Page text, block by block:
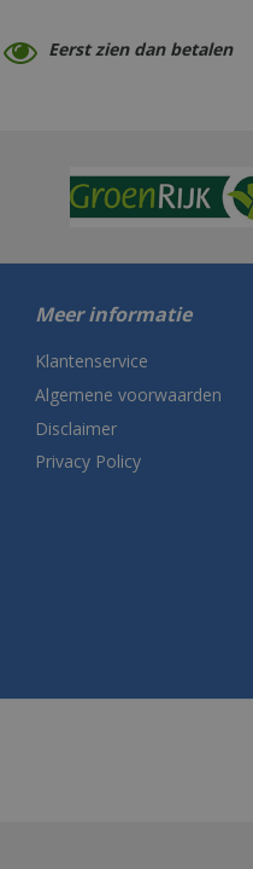
Eerst zien dan betalen
Meer informatie
Klantenservice
Algemene voorwaarden
Disclaimer
Privacy Policy